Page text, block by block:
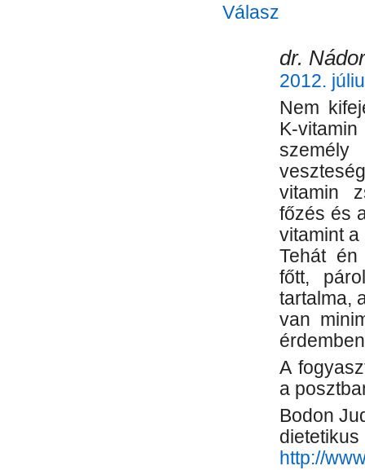
Válasz
dr.
2012.
Nem
K-
vitamin
főzés és
vitamint
Tehát
főtt,
tartalma,
van
A
a
Bodon
dietetikus
http://